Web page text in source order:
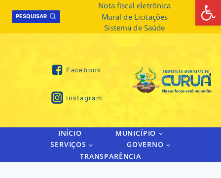
PESQUISAR
Nota fiscal eletrônica
Mural de Licitações
Sistema de Saúde
Facebook
Instagram
INÍCIO
MUNICÍPIO
SERVIÇOS
GOVERNO
TRANSPARÊNCIA